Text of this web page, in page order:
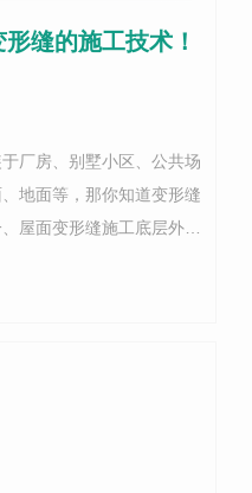
缝的施工技术！
厂房、别墅小区、公共场
地面等，那你知道变形缝
屋面变形缝施工底层外表
→...